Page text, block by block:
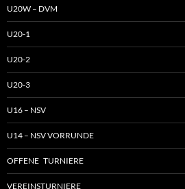
U20W – DVM
U20-1
U20-2
U20-3
U16 – NSV
U14 – NSV VORRUNDE
OFFENE TURNIERE
VEREINSTURNIERE